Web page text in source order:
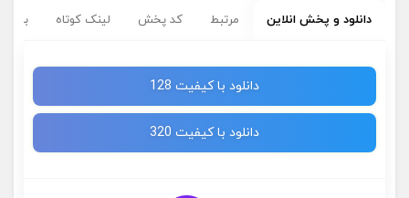
دانلود و پخش انلاین مرتبط کد پخش لینک کوتاه
دانلود با کیفیت 128
دانلود با کیفیت 320